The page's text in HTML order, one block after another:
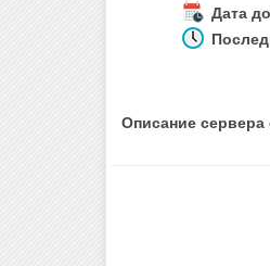
Дата
Описание сервера